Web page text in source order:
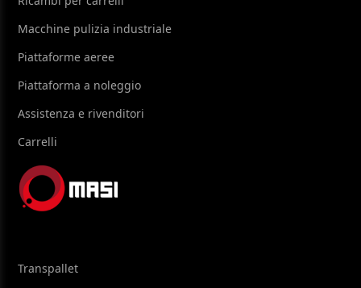
Macchine pulizia industriale
Piattaforme aeree
Piattaforma a noleggio
Assistenza e rivenditori
Carrelli
Transpallet